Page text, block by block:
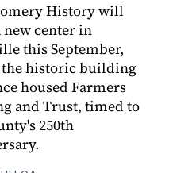
History will
new center in
this September,
historic building
housed Farmers
and Trust, timed to
250th